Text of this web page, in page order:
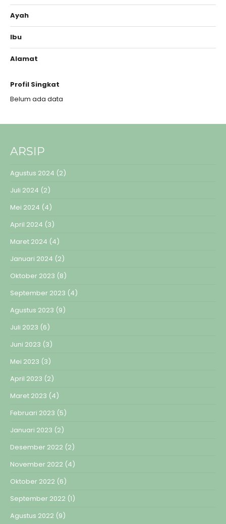
Ayah
Ibu
Alamat
Profil Singkat
Belum ada data
ARSIP
Agustus 2024 (2)
Juli 2024 (2)
Mei 2024 (4)
April 2024 (3)
Maret 2024 (4)
Januari 2024 (2)
Oktober 2023 (8)
September 2023 (4)
Agustus 2023 (9)
Juli 2023 (6)
Juni 2023 (3)
Mei 2023 (3)
April 2023 (2)
Maret 2023 (4)
Februari 2023 (5)
Januari 2023 (2)
Desember 2022 (2)
November 2022 (4)
Oktober 2022 (6)
September 2022 (1)
Agustus 2022 (9)